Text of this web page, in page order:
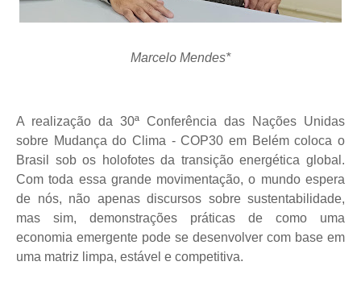
Marcelo Mendes*
A realização da 30ª Conferência das Nações Unidas
sobre Mudança do Clima - COP30 em Belém coloca o
Brasil sob os holofotes da transição energética global.
Com toda essa grande movimentação, o mundo espera
de nós, não apenas discursos sobre sustentabilidade,
mas sim, demonstrações práticas de como uma
economia emergente pode se desenvolver com base em
uma matriz limpa, estável e competitiva.